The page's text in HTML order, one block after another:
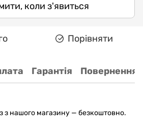
коли з'явиться
Порівняти
Гарантія Повернення
з нашого магазину — безкоштовно.